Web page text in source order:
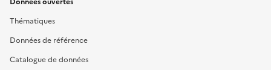
Thématiques
Données de référence
Catalogue de données